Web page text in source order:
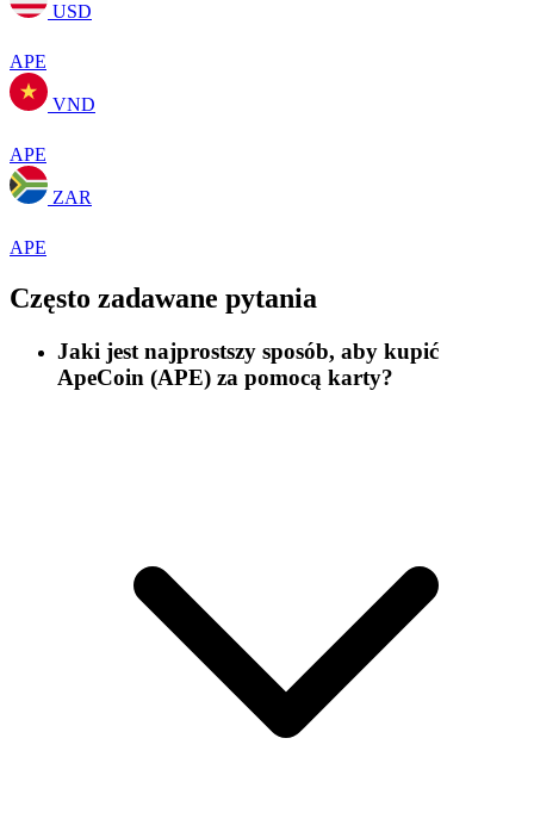
USD
APE
VND
APE
ZAR
APE
Często zadawane pytania
Jaki jest najprostszy sposób, aby kupić
ApeCoin (APE) za pomocą karty?